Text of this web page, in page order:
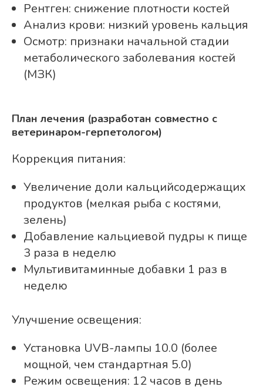
Рентген: снижение плотности костей
Анализ крови: низкий уровень кальция
Осмотр: признаки начальной стадии
метаболического заболевания костей
(МЗК)
План лечения (разработан совместно с
ветеринаром-герпетологом)
Коррекция питания:
Увеличение доли кальцийсодержащих
продуктов (мелкая рыба с костями,
зелень)
Добавление кальциевой пудры к пище
3 раза в неделю
Мультивитаминные добавки 1 раз в
неделю
Улучшение освещения:
Установка UVB-лампы 10.0 (более
мощной, чем стандартная 5.0)
Режим освещения: 12 часов в день